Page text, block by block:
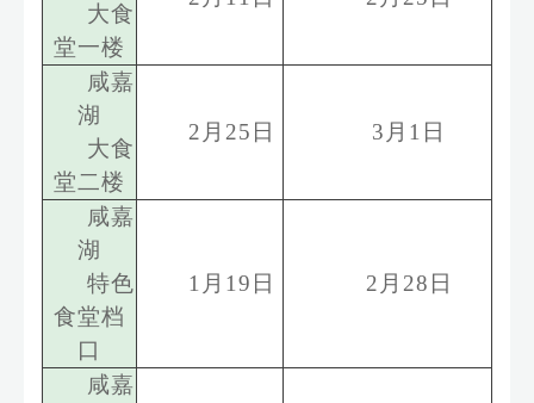
大食
堂一楼
咸嘉
湖
大食
堂二楼
2 月 25 日 3 月 1 日
咸嘉
湖
特色
食堂档
口
1 月 19 日 2 月 28 日
咸嘉